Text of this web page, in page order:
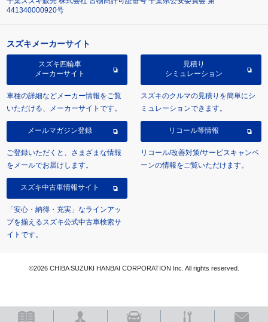
441340000920号
スズキメーカーサイト
スズキ四輪車
メーカーサイト
車種の詳細などメーカー情報をご覧
いただける、メーカーサイトです。
見積り
シミュレーション
スズキのクルマの見積りを簡単にシ
ミュレーションできます。
メールマガジン登録
ご登録いただくと、さまざまな情報
をメールでお届けします。
リコール等情報
リコール/改善対策/サービスキャンペ
ーンの情報をご覧いただけます。
スズキ中古車情報サイト
「安心・納得・充実」なラインアッ
プを揃えるスズキ公式中古車検索サ
イトです。
©2026 CHIBA SUZUKI HANBAI CORPORATION Inc. All rights reserved.